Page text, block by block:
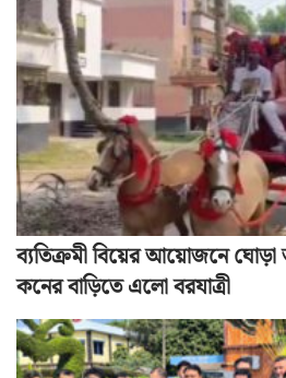
ব্যতিক্রমী বিয়ের আয়োজনে
কনের বাড়িতে এলো বরযাত্রী